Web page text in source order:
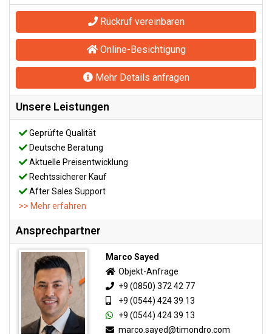
Rückruf vereinbaren
Online-Besichtigung
Mehr Details anfragen
Unsere Leistungen
Geprüfte Qualität
Deutsche Beratung
Aktuelle Preisentwicklung
Rechtssicherer Kauf
After Sales Support
>> Mehr erfahren
Ansprechpartner
Marco Sayed
Objekt-Anfrage
+9 (0850) 372 42 77
+9 (0544) 424 39 13
+9 (0544) 424 39 13
marco.sayed@timondro.com